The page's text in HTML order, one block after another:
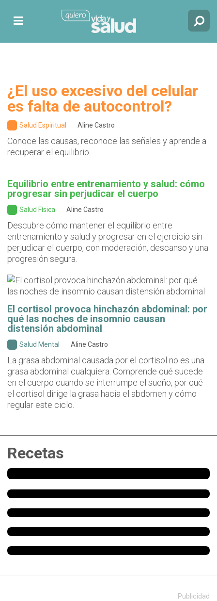
¿El uso excesivo del celular
es falta de autocontrol?
Salud Espiritual Aline Castro
Conoce las causas, reconoce las señales y aprende a
recuperar el equilibrio.
Equilibrio entre entrenamiento y salud: cómo
progresar sin perjudicar el cuerpo
Salud Física Aline Castro
Descubre cómo mantener el equilibrio entre
entrenamiento y salud y progresar en el ejercicio sin
perjudicar el cuerpo, con moderación, descanso y una
progresión segura.
El cortisol provoca hinchazón abdominal: por
qué las noches de insomnio causan
distensión abdominal
Salud Mental Aline Castro
La grasa abdominal causada por el cortisol no es una
grasa abdominal cualquiera. Comprende qué sucede
en el cuerpo cuando se interrumpe el sueño, por qué
el cortisol dirige la grasa hacia el abdomen y cómo
regular este ciclo.
Recetas
Publicidad